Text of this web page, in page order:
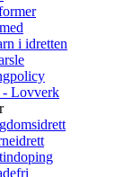
i idretten
- Lovverk